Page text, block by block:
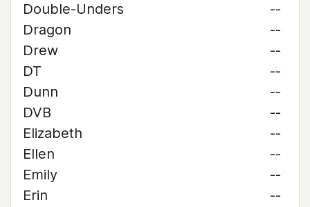
Double-Unders
--
Dragon
--
Drew
--
DT
--
Dunn
--
DVB
--
Elizabeth
--
Ellen
--
Emily
--
Erin
--